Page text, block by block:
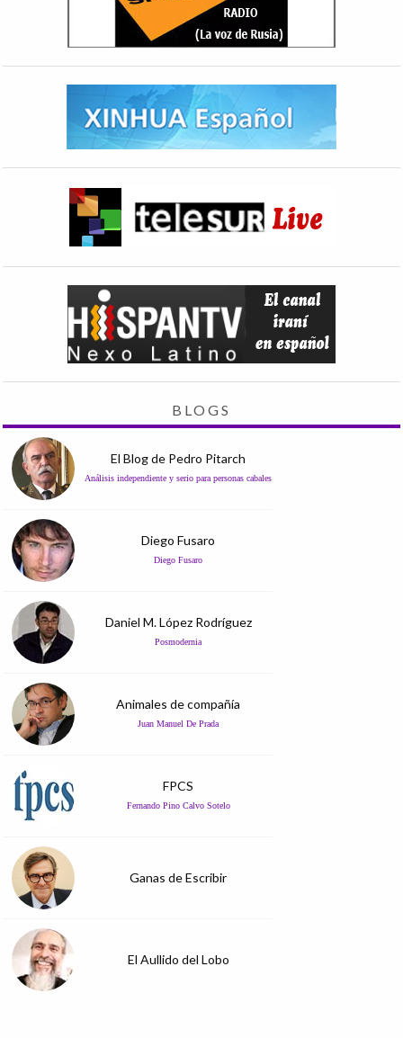
BLOGS
El Blog de Pedro Pitarch
Análisis independiente y serio para personas cabales
Diego Fusaro
Diego Fusaro
Daniel M. López Rodríguez
Posmodernia
Animales de compañía
Juan Manuel De Prada
FPCS
Fernando Pino Calvo Sotelo
Ganas de Escribir
El Aullido del Lobo